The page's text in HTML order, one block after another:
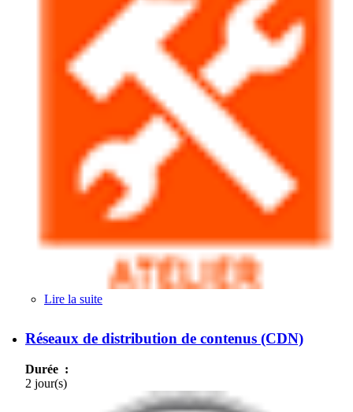
Lire la suite
Réseaux de distribution de contenus (CDN)
Durée :
2 jour(s)